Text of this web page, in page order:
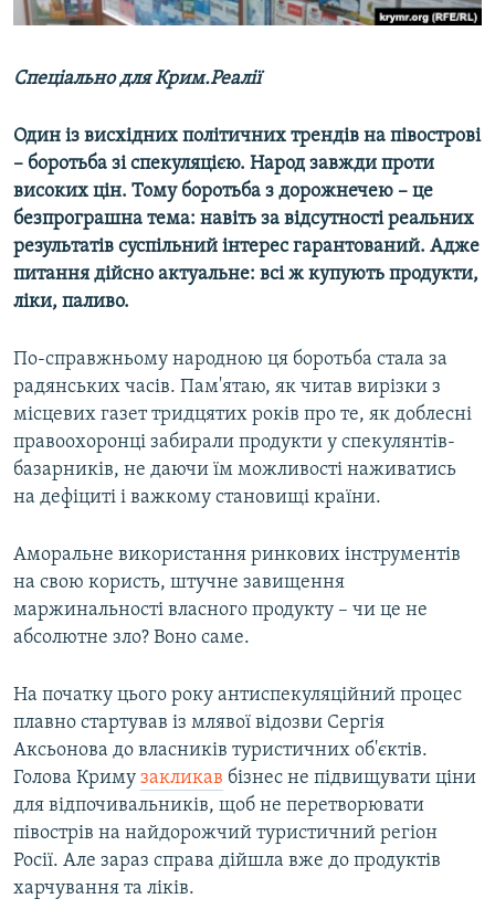
УКРАЇНСЬКА ПРОБЛЕМА КРИМУ
Усі сайти RFE/RL
Спеціально для Крим.Реалії
Один із висхідних політичних трендів на півострові
– боротьба зі спекуляцією. Народ завжди проти
високих цін. Тому боротьба з дорожнечею – це
безпрограшна тема: навіть за відсутності реальних
результатів суспільний інтерес гарантований. Адже
питання дійсно актуальне: всі ж купують продукти,
ліки, паливо.
По-справжньому народною ця боротьба стала за
радянських часів. Пам'ятаю, як читав вирізки з
місцевих газет тридцятих років про те, як доблесні
правоохоронці забирали продукти у спекулянтів-
базарників, не даючи їм можливості наживатись
на дефіциті і важкому становищі країни.
Аморальне використання ринкових інструментів
на свою користь, штучне завищення
маржинальності власного продукту – чи це не
абсолютне зло? Воно саме.
На початку цього року антиспекуляційний процес
плавно стартував із млявої відозви Сергія
Аксьонова до власників туристичних об'єктів.
Голова Криму закликав бізнес не підвищувати ціни
для відпочивальників, щоб не перетворювати
півострів на найдорожчий туристичний регіон
Росії. Але зараз справа дійшла вже до продуктів
харчування та ліків.